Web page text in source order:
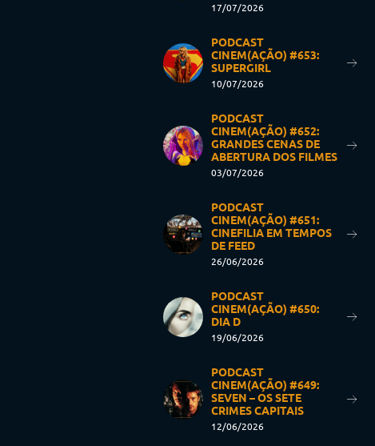
17/07/2026
PODCAST
CINEM(AÇÃO) #653:
SUPERGIRL
10/07/2026
PODCAST
CINEM(AÇÃO) #652:
GRANDES CENAS DE
ABERTURA DOS FILMES
03/07/2026
PODCAST
CINEM(AÇÃO) #651:
CINEFILIA EM TEMPOS
DE FEED
26/06/2026
PODCAST
CINEM(AÇÃO) #650:
DIA D
19/06/2026
PODCAST
CINEM(AÇÃO) #649:
SEVEN – OS SETE
CRIMES CAPITAIS
12/06/2026